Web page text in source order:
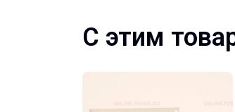
С этим